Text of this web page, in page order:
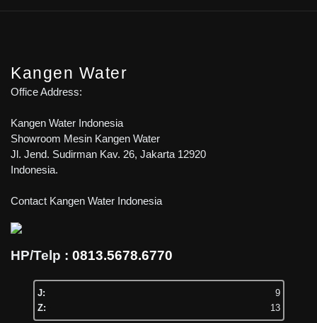
Kangen Water
Office Address:
Kangen Water Indonesia
Showroom Mesin Kangen Water
Jl. Jend. Sudirman Kav. 26, Jakarta 12920
Indonesia.
Contact Kangen Water Indonesia
HP/Telp : 0813.5678.6770
J:
9
Z:
13